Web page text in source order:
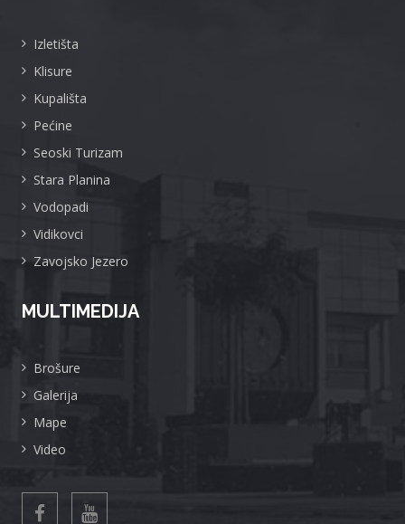
Izletišta
Klisure
Kupališta
Pećine
Seoski Turizam
Stara Planina
Vodopadi
Vidikovci
Zavojsko Jezero
MULTIMEDIJA
Brošure
Galerija
Mape
Video